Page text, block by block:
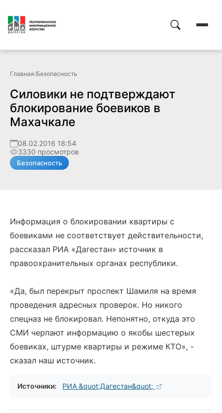
Главная/Безопасность
Силовики не подтверждают
блокирование боевиков в
Махачкале
08.02.2016 18:54
3330 просмотров
Безопасность
Информация о блокировании квартиры с
боевиками не соответствует действительности,
рассказал РИА «Дагестан» источник в
правоохранительных органах республики.
«Да, был перекрыт проспект Шамиля на время
проведения адресных проверок. Но никого
спецназ не блокировал. Непонятно, откуда это
СМИ черпают информацию о якобы шестерых
боевиках, штурме квартиры и режиме КТО», -
сказал наш источник.
Источники: РИА &quot;Дагестан&quot;